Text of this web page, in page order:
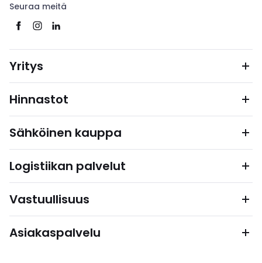
Seuraa meitä
Yritys
Hinnastot
Sähköinen kauppa
Logistiikan palvelut
Vastuullisuus
Asiakaspalvelu